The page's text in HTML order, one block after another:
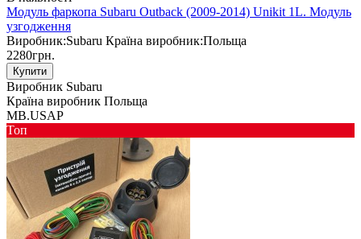
Модуль фаркопа Subaru Outback (2009-2014) Unikit 1L. Модуль
узгодження
Виробник:Subaru Країна виробник:Польща
2280грн.
Купити
Виробник Subaru
Країна виробник Польща
MB.USAP
Toп